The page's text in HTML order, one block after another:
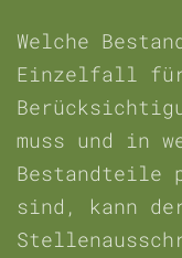
Welche
Einzelfall
muss und in
Bestandteile
sind, kann